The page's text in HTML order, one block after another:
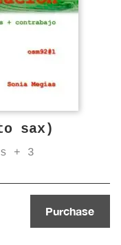
sax)
+ 3
Purchase